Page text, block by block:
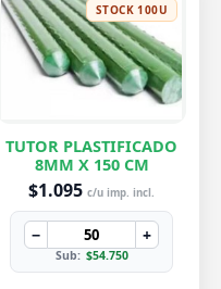
STOCK 100U
TUTOR PLASTIFICADO
8MM X 150 CM
$1.095 c/u imp. incl.
− +
Sub: $54.750